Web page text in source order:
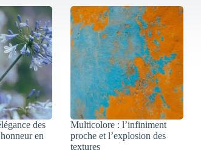
des
en
Multicolore : l’infiniment
proche et l’explosion des
textures